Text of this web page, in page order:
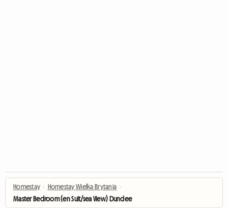
Homestay › Homestay Wielka Brytania ›
Master Bedroom (en Suit/sea View) Dundee